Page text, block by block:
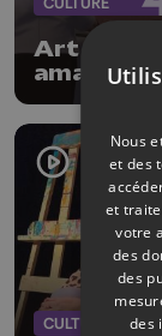
Art
amateur
CULTURE
Nous
et des
et
votre
des
des
des